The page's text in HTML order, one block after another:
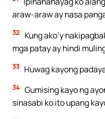
araw-araw ay nasa
32
Kung ako’y
mga patay ay hindi
33 Huwag kayong
34 Gumising kayo ng
sinasabi ko ito upang